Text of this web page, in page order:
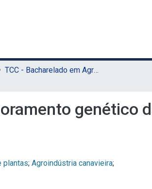
TCC - Bacharelado em Agronomia (Sede)
genético
plantas; Agroindústria canavieira;